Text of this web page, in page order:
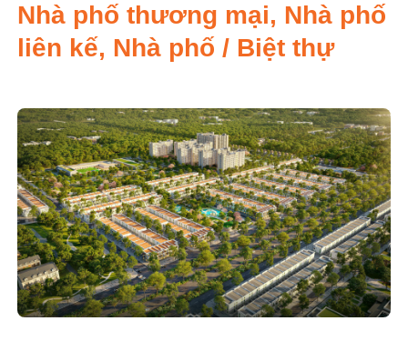
Nhà phố thương mại, Nhà phố
liên kế, Nhà phố / Biệt thự